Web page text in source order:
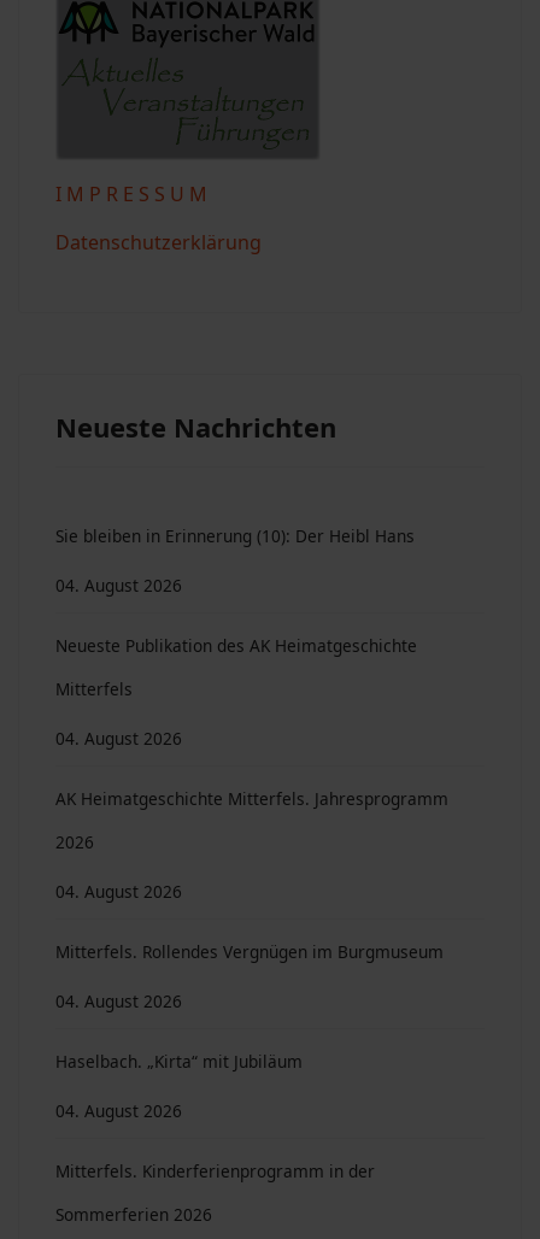
I M P R E S S U M
Datenschutzerklärung
Neueste Nachrichten
Sie bleiben in Erinnerung (10): Der Heibl Hans
04. August 2026
Neueste Publikation des AK Heimatgeschichte
Mitterfels
04. August 2026
AK Heimatgeschichte Mitterfels. Jahresprogramm
2026
04. August 2026
Mitterfels. Rollendes Vergnügen im Burgmuseum
04. August 2026
Haselbach. „Kirta“ mit Jubiläum
04. August 2026
Mitterfels. Kinderferienprogramm in der
Sommerferien 2026